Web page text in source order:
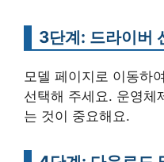
3단계: 드라이버
모델 페이지로 이동하
선택해 주세요. 운영체
는 것이 중요해요.